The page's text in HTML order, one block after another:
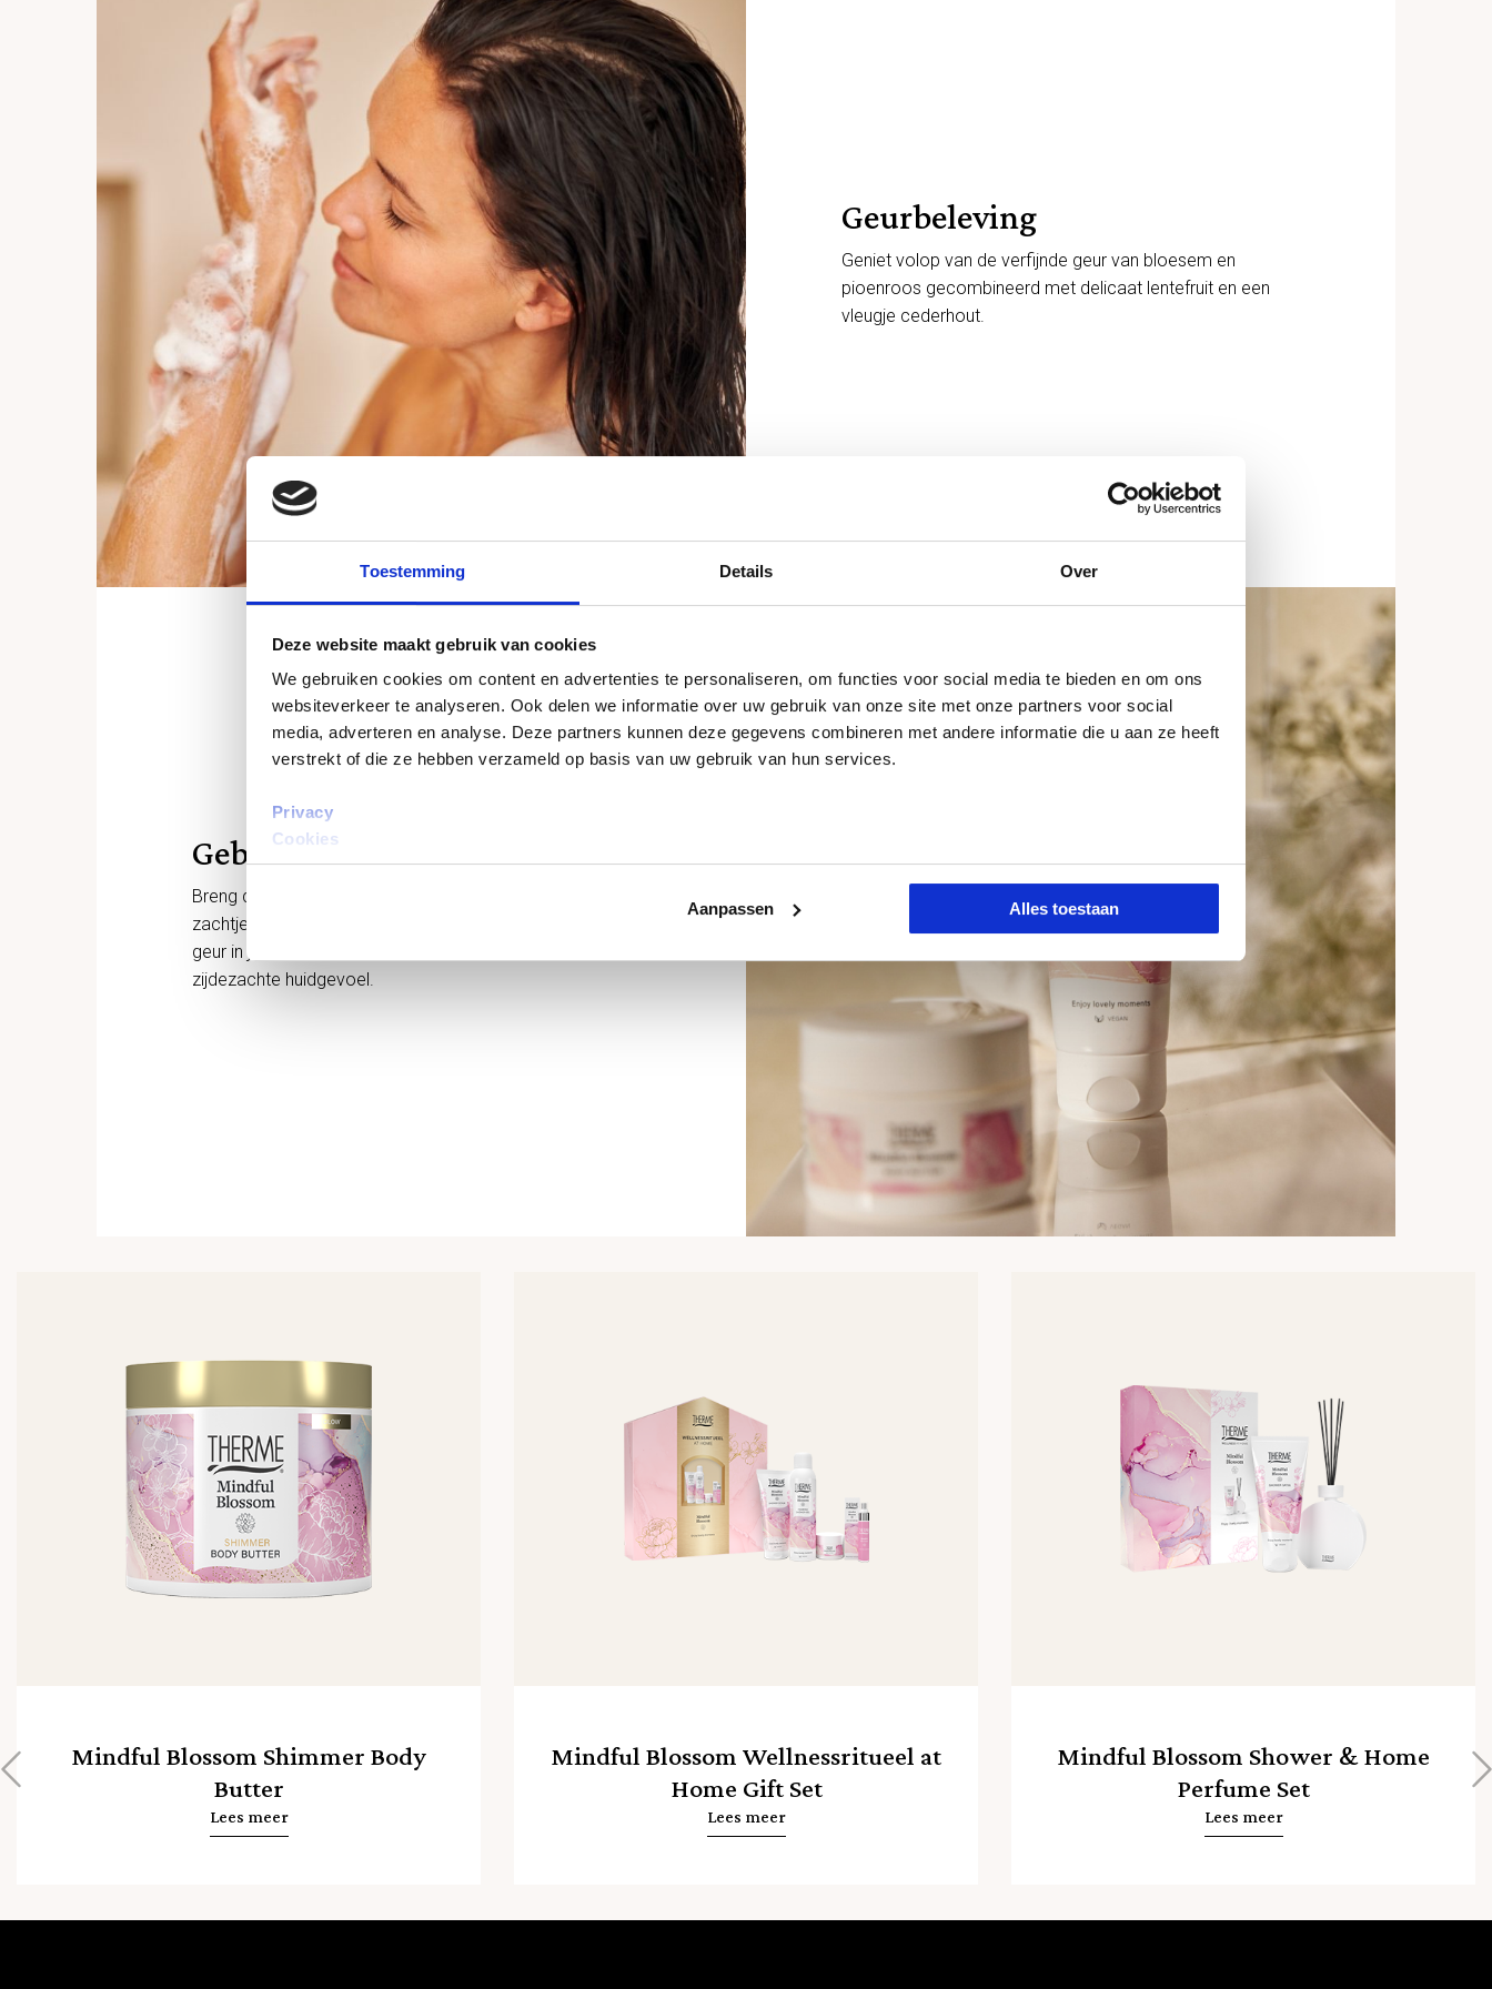
Toestemming Details Over
Deze website maakt gebruik van cookies
We gebruiken cookies om content en advertenties te personaliseren, om functies voor social media te bieden en om ons
websiteverkeer te analyseren. Ook delen we informatie over uw gebruik van onze site met onze partners voor social
media, adverteren en analyse. Deze partners kunnen deze gegevens combineren met andere informatie die u aan ze heeft
verstrekt of die ze hebben verzameld op basis van uw gebruik van hun services.
Privacy
Cookies
Aanpassen Alles toestaan
Geurbeleving
Geniet volop van de verfijnde geur van bloesem en
pioenroos gecombineerd met delicaat lentefruit en een
vleugje cederhout.
Gebruikswijze
Breng de shower satin aan op je hand. Masseer het schuim
zachtjes in op de vochtige huid. Neem even de tijd om de
geur in je op te nemen. Spoel af en geniet van het
zijdezachte huidgevoel.
Mindful Blossom Shimmer Body
Butter
Lees meer
Mindful Blossom Wellnessritueel at
Home Gift Set
Lees meer
Mindful Blossom Shower & Home
Perfume Set
Lees meer